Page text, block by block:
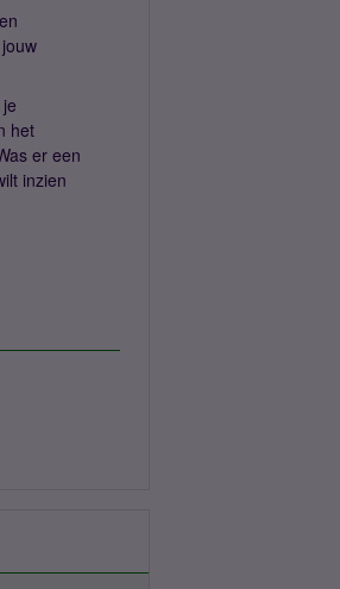
het
er een
inzien